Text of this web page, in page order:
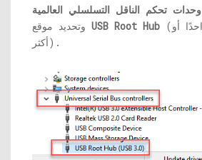
وحدات تحكم الناقل التسلسلي العالمية
USB Root Hub (يمكن أن يكون واحدًا أو
أكثر).